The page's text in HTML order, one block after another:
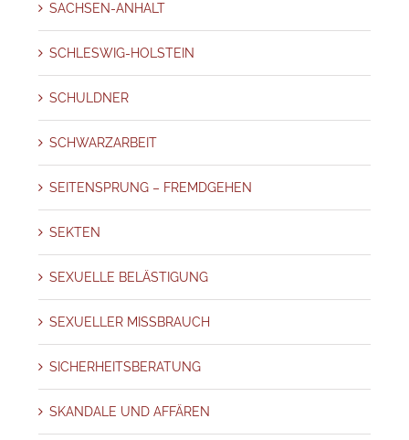
SACHSEN-ANHALT
SCHLESWIG-HOLSTEIN
SCHULDNER
SCHWARZARBEIT
SEITENSPRUNG – FREMDGEHEN
SEKTEN
SEXUELLE BELÄSTIGUNG
SEXUELLER MISSBRAUCH
SICHERHEITSBERATUNG
SKANDALE UND AFFÄREN